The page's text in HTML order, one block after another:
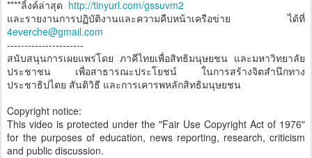
****ลิ้งค์ล่าสุด http://tinyurl.com/gssuvm2
และรายงานการปฏิบัติงานและความคืบหน้าเครือข่าย ได้ที่
4everche@gmail.com
----------------------
สนับสนุนการเผยแพร่โดย ภาคีไทยเพื่อสิทธิมนุษยชน และมหาวิทยาลัย
ประชาชน เพื่อสาธารณะประโยชน์ ในการสร้างจิตสำนึกทาง
ประชาธิปไตย สันติวิธี และการเคารพหลักสิทธิมนุษยชน
Copyright notice:
This video is protected under the "Fair Use Copyright Act of 1976"
for the purposes of education, news reporting, research, criticism
and public discussion.